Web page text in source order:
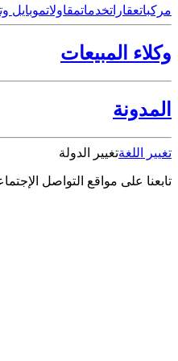
مركباتعقاراتخدماتمقاولاتموبايل
وكلاء المبيعات
المدونة
تغيير اللغةتغيير الدولة
تابعنا على مواقع التواصل